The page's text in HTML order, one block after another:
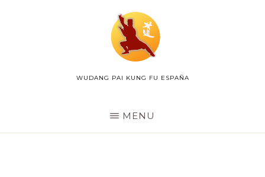
WUDANG
WUDANG PAI KUNG FU ESPAÑA
MENU